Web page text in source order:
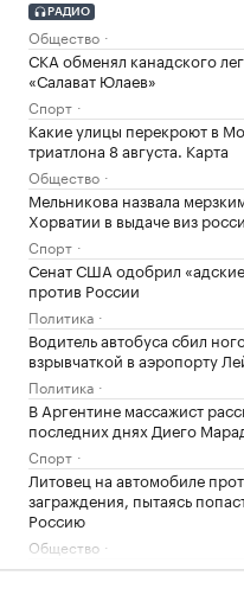
РАДИО
Общество
СКА обменял канадского
«Салават Юлаев»
Спорт
Какие улицы перекроют в
триатлона 8 августа. Карта
Общество
Мельникова назвала
Хорватии в выдаче виз
Спорт
Сенат США одобрил
против России
Политика
Водитель автобуса сбил
взрывчаткой в аэропорту
Политика
В Аргентине массажист
последних днях Диего
Спорт
Литовец на автомобиле
заграждения, пытаясь
Россию
Общество
Перед пожаром на НПЗ